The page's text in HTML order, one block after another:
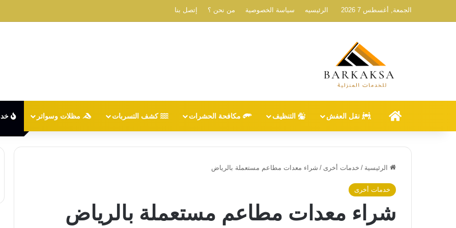
الجمعة, أغسطس 7 2026 الرئيسيه سياسة الخصوصية من نحن ؟ إتصل بنا
الرئيسيه نقل العفش التنظيف مكافحة الحشرات كشف التسربات مظلات وسواتر
الرئيسية / خدمات أخرى / شراء معدات مطاعم مستعملة بالرياض
خدمات أخرى
شراء معدات مطاعم مستعملة بالرياض